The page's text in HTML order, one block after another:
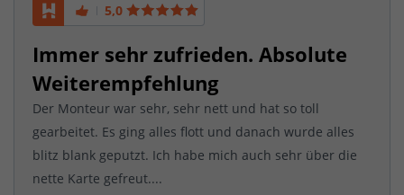
5,0
Immer sehr zufrieden. Absolute
Weiterempfehlung
Der Monteur war sehr, sehr nett und hat so toll
gearbeitet. Es ging alles flott und danach wurde alles
blitz blank geputzt. Ich habe mich auch sehr über die
nette Karte gefreut....